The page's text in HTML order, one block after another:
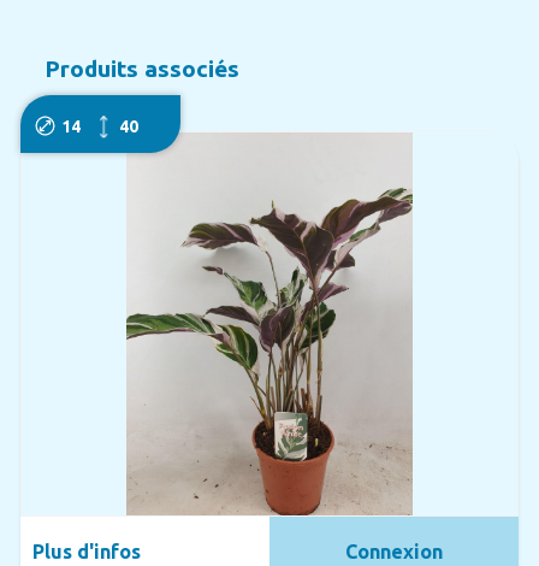
Produits associés
14 40
Plus d'infos Connexion